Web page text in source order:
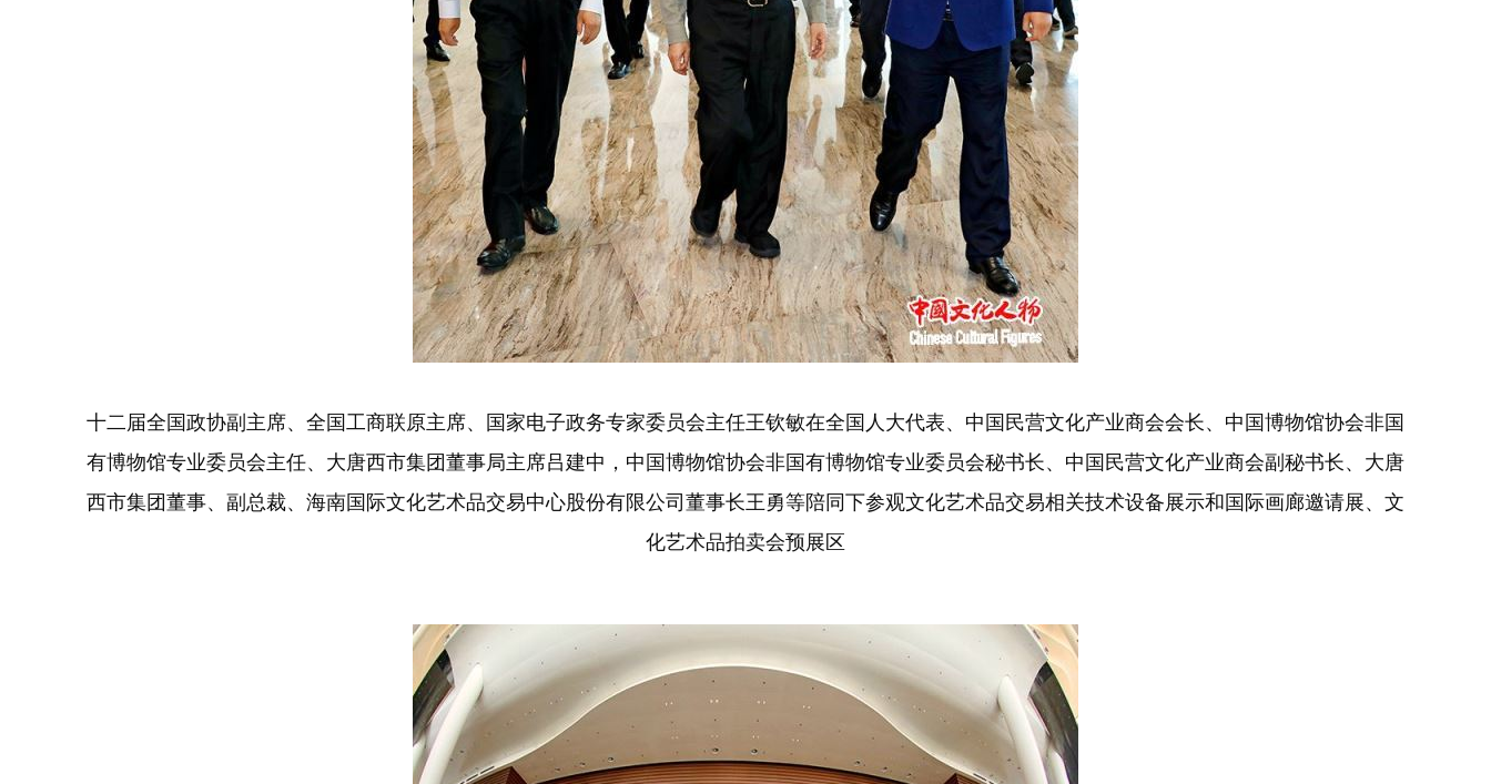
十二届全国政协副主席、全国工商联原主席、国家电子政务专家委员会主任王钦敏在全国人大代表、中国民营文化产业商会会长、中国博物馆协会非国
有博物馆专业委员会主任、大唐西市集团董事局主席吕建中，中国博物馆协会非国有博物馆专业委员会秘书长、中国民营文化产业商会副秘书长、大唐
西市集团董事、副总裁、海南国际文化艺术品交易中心股份有限公司董事长王勇等陪同下参观文化艺术品交易相关技术设备展示和国际画廊邀请展、文
化艺术品拍卖会预展区